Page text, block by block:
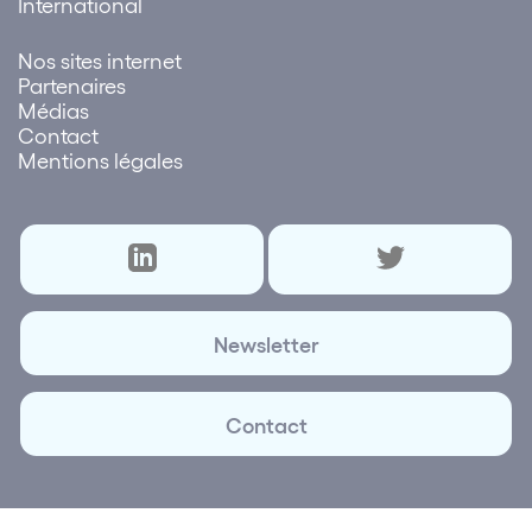
Nos sites internet
Partenaires
Médias
Contact
Mentions légales
Newsletter
Contact